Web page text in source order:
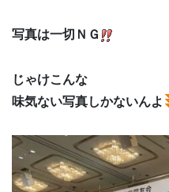
写真は一切ＮＧ
じゃけこんな
味気ない写真しかないんよ